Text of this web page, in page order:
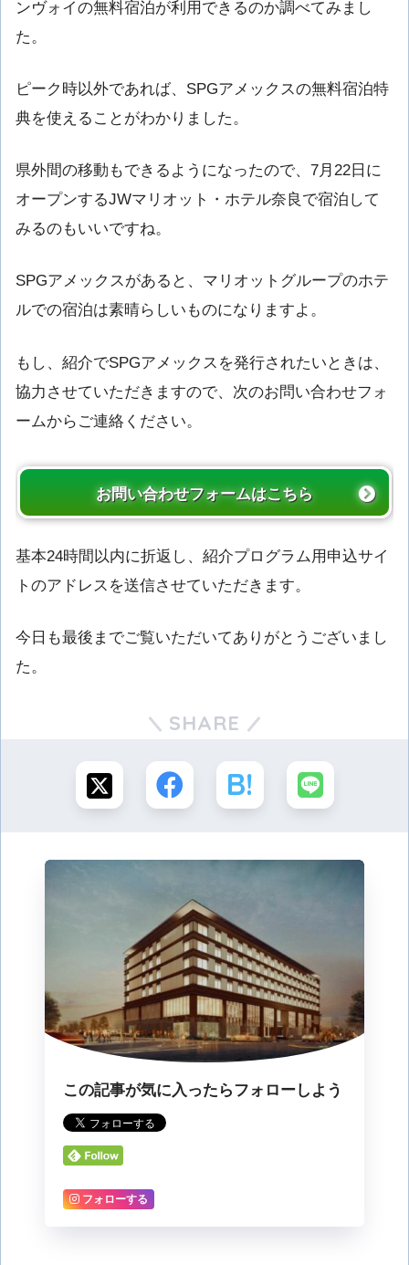
ンヴォイの無料宿泊が利用できるのか調べてみまし
た。
ピーク時以外であれば、SPGアメックスの無料宿泊特
典を使えることがわかりました。
県外間の移動もできるようになったので、7月22日に
オープンするJWマリオット・ホテル奈良で宿泊して
みるのもいいですね。
SPGアメックスがあると、マリオットグループのホテ
ルでの宿泊は素晴らしいものになりますよ。
もし、紹介でSPGアメックスを発行されたいときは、
協力させていただきますので、次のお問い合わせフォ
ームからご連絡ください。
お問い合わせフォームはこちら
基本24時間以内に折返し、紹介プログラム用申込サイ
トのアドレスを送信させていただきます。
今日も最後までご覧いただいてありがとうございまし
た。
SHARE
この記事が気に入ったらフォローしよう
フォローする